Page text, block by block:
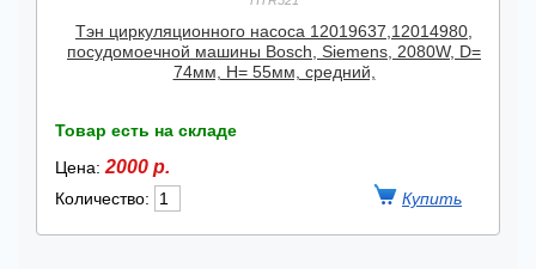
Тэн циркуляционного насоса 12019637,12014980,
посудомоечной машины Bosch, Siemens, 2080W, D=
74мм, H= 55мм, средний,
Товар есть на складе
Цена: 2000 р.
Количество: